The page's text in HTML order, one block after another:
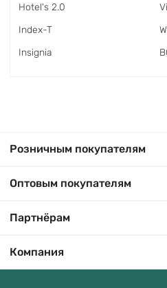
Hotel's 2.0
Index-T
Insignia
Розничным покупателям
Оптовым покупателям
Партнёрам
Компания